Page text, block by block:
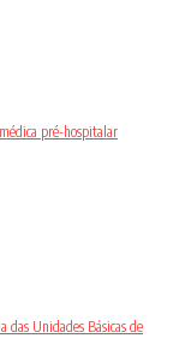
pré-hospitalar
das Unidades Básicas de